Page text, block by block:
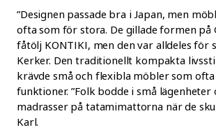
”Designen passade bra i Japan, men
ofta som för stora. De gillade formen på
fåtölj KONTIKI, men den var alldeles för
Kerker. Den traditionellt kompakta
krävde små och flexibla möbler som
funktioner. ”Folk bodde i små lägenheter
madrasser på tatamimattorna när de
Karl.